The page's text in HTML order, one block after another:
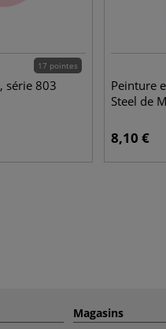
17 pointes
série 803
Peinture
Steel de
8,10 €
Magasins